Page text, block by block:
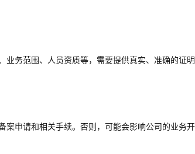
业务范围、人员资质等，需要提供真实、准确的证
申请和相关手续。否则，可能会影响公司的业务